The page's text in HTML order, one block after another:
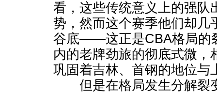
看，这些传统意义上的强队
势，然而这个赛季他们却几
谷底——这正是CBA格局的
内的老牌劲旅的彻底式微，
巩固着吉林、首钢的地位与
但是在格局发生分解裂